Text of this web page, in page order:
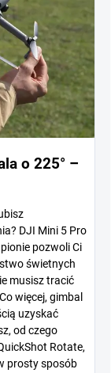
o 225° –
DJI Mini 5 Pro
pozwoli Ci
świetnych
musisz tracić
więcej, gimbal
uzyskać
od czego
Rotate,
prosty sposób